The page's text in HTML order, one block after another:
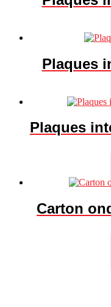
Plaques
Plaques
Carton